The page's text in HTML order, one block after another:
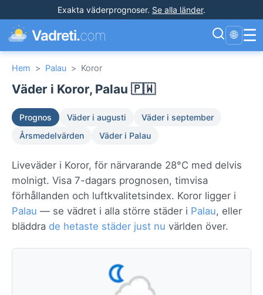
Exakta väderprognoser. Se alla länder.
Vadreti.com 🌐 ☰
Hem > Palau > Koror
Väder i Koror, Palau 🇵🇼
Prognos Väder i augusti
Väder i september
Årsmedelvärden
Väder i Palau
Liveväder i Koror, för närvarande 28°C med delvis
molnigt. Visa 7-dagars prognosen, timvisa
förhållanden och luftkvalitetsindex. Koror ligger i
Palau — se vädret i alla större städer i Palau, eller
bläddra de hetaste städer just nu världen över.